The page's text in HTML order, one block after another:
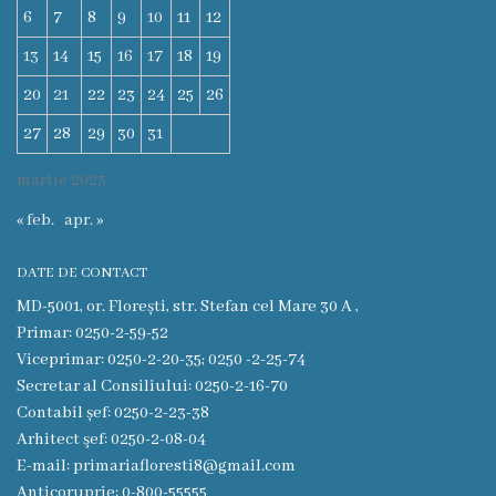
Funcţii
vacante
Consiliul
Secretar
Regulamentul
Consiliului
Ședințele
Consiliului
online
martie 2023
6
7 8 9 10 11
12
13
14 15 16 17 18
19
20
21 22 23 24 25
26
27
28 29 30 31
« feb. apr. »
DATE DE CONTACT
MD-5001, or. Florești, str. Stefan cel Mare 30 A ,
Primar: 0250-2-59-52
Viceprimar: 0250-2-20-35; 0250 -2-25-74
Secretar al Consiliului: 0250-2-16-70
Contabil șef: 0250-2-23-38
Arhitect şef: 0250-2-08-04
E-mail: primariafloresti8@gmail.com